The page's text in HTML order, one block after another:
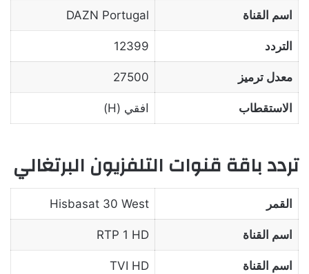
اسم القناة DAZN Portugal
التردد 12399
معدل ترميز 27500
الاستقطاب افقي (H)
تردد باقة قنوات التلفزيون البرتغالي
القمر Hisbasat 30 West
اسم القناة RTP 1 HD
اسم القناة TVI HD